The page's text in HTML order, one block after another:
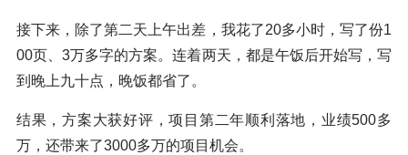
接下来，除了第二天上午出差，我花了20多小时，写了份1
00页、3万多字的方案。连着两天，都是午饭后开始写，写
到晚上九十点，晚饭都省了。
结果，方案大获好评，项目第二年顺利落地，业绩500多
万，还带来了3000多万的项目机会。